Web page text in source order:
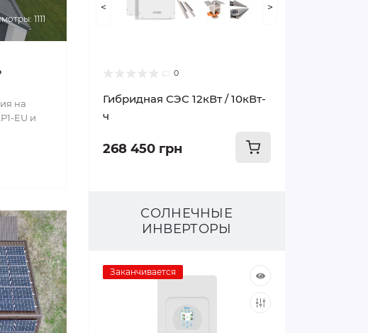
1111
на
EU и
0
Гибридная СЭС 12кВт / 10кВт-
ч
268 450 грн
< >
СОЛНЕЧНЫЕ
ИНВЕРТОРЫ
Заканчивается